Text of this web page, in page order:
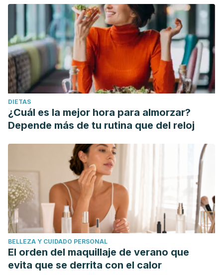
DIETAS
¿Cuál es la mejor hora para almorzar?
Depende más de tu rutina que del reloj
BELLEZA Y CUIDADO PERSONAL
El orden del maquillaje de verano que
evita que se derrita con el calor